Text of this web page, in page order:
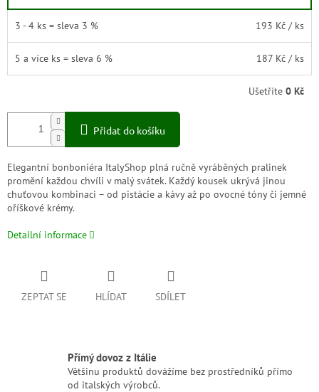
3 - 4 ks = sleva 3 % 193 Kč / ks
5 a více ks = sleva 6 % 187 Kč / ks
Ušetříte 0 Kč
Přidat do košíku
Elegantní bonboniéra ItalyShop plná ručně vyráběných pralinek
promění každou chvíli v malý svátek. Každý kousek ukrývá jinou
chuťovou kombinaci – od pistácie a kávy až po ovocné tóny či jemné
oříškové krémy.
Detailní informace
ZEPTAT SE HLÍDAT SDÍLET
Přímý dovoz z Itálie
Většinu produktů dovážíme bez prostředníků přímo
od italských výrobců.